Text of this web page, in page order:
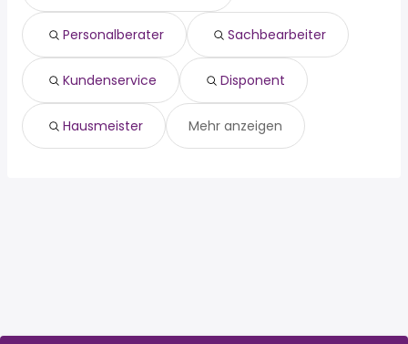
Personalberater Sachbearbeiter
Kundenservice Disponent
Hausmeister Mehr anzeigen